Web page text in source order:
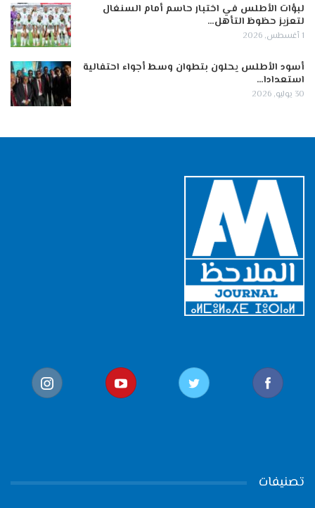
لبؤات الأطلس في اختبار حاسم أمام السنغال
لتعزيز حظوظ التأهل…
1 أغسطس, 2026
أسود الأطلس يحلون بتطوان وسط أجواء احتفالية
استعدادا…
30 يوليو, 2026
تصنيفات